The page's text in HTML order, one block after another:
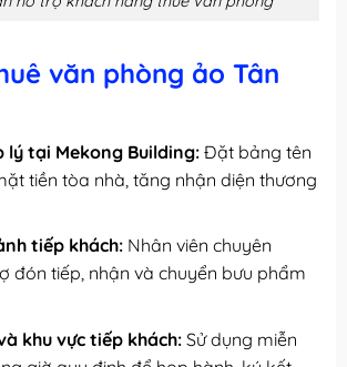
văn phòng ảo Tân
lý tại Mekong Building:Đặt bảng tên
tiền tòa nhà, tăng nhận diện thương
tiếp khách:Nhân viên chuyên
đón tiếp, nhận và chuyển bưu phẩm
khu vực tiếp khách:Sử dụng miễn